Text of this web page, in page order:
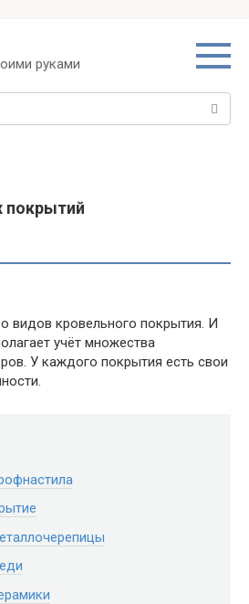
руками
покрытий
видов кровельного покрытия. И
учёт множества
У каждого покрытия есть свои